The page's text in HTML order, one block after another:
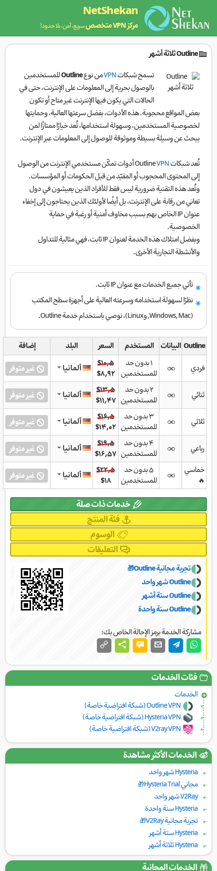
NetShekan
مركز VPN متخصص سريع، آمن، بلا حدود!
Outline ثلاثة أشهر
تسمح شبكاتVPNمن نوعOutlineللمستخدمين
بالوصول بحرية إلى المعلومات على الإنترنت، حتى في
الحالات التي يكون فيها الإنترنت غير متاح أو تكون
بعض المواقع محجوبة. هذه الأدوات، بفضل سرعتها العالية، وحمايتها
لخصوصية المستخدمين، وسهولة استخدامها، تُعد خيارًا ممتازًا لمن
يبحث عن وسيلة بسيطة وموثوقة للوصول إلى المعلومات عبر الإنترنت.
تُعد شبكات OutlineVPN
أدوات تمكّن مستخدمي الإنترنت من الوصول
إلى المحتوى المحجوب أو المقيّد من قبل الحكومات أو المؤسسات.
وتُعد هذه التقنية ضرورية ليس فقط للأفراد الذين يعيشون في دول
تعاني من رقابة على الإنترنت، بل أيضًا لأولئك الذين يحتاجون إلى إخفاء
عنوان IP الخاص بهم بسبب مخاوف أمنية أو رغبة في حماية
الخصوصية.
وبفضل امتلاك هذه الخدمة لعنوان IP ثابت، فهي مثالية للتداول
والأنشطة التجارية الأخرى.
تأتي جميع الخدمات مع عنوان IP ثابت.
نظرًا لسهولة استخدامه وسرعته العالية على أجهزة سطح المكتب
(Windows, Mac, وLinux)، نوصي باستخدام خدمة Outline.
Outline البيانات المستخدم السعر البلد
إضافة
فردي
۱ بدون حد
للمستخدمين
$۱۰٫۵
$۸٫۹۲
ألمانيا غير متوفر
ثنائي
۲ بدون حد
للمستخدمين
$۱۳٫۵
$۱۱٫۴۷
ألمانيا غير متوفر
ثلاثي
۳ بدون حد
للمستخدمين
$۱۶٫۵
$۱۴٫۰۲
ألمانيا غير متوفر
رباعي
۴ بدون حد
للمستخدمين
$۱۹٫۵
$۱۶٫۵۷
ألمانيا
غير متوفر
خماسي
🔥
۵ بدون حد
للمستخدمين
$۲۲٫۵
$۱۸
ألمانيا غير متوفر
خدمات ذات صلة
فئة المنتج
الوسوم
التعليقات
تجربة مجانية Outline🎁
Outline شهر واحد
Outline ستة أشهر
Outline سنة واحدة
مشاركة الخدمة برمز الإحالة الخاص بك:
فئات الخدمات
الخدمات
Outline VPN (شبكة افتراضية خاصة)
Hysteria VPN (شبكة افتراضية خاصة)
V2ray VPN (شبكة افتراضية خاصة)
الخدمات الأكثر مشاهدة
Hysteria شهر واحد
مجاني Hysteria Trial🎁
V2Ray شهر واحد
Hysteria سنة واحدة
تجربة مجانية V2Ray🎁
Hysteria ستة أشهر
Hysteria ثلاثة أشهر
الخدمات المجانية